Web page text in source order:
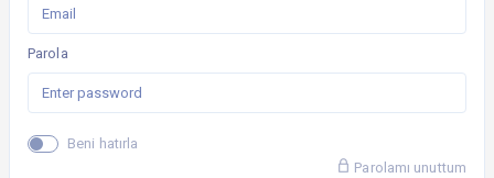
Parola
Beni hatırla
Parolamı unuttum